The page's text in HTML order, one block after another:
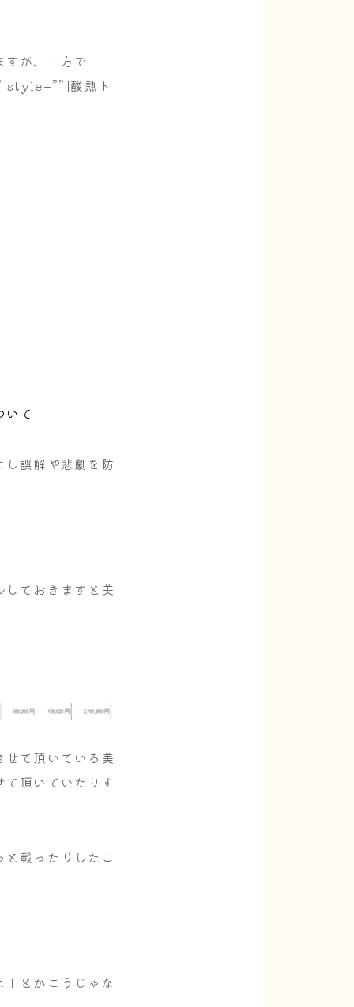
が、一方で
酸熱ト
いて
誤解や悲劇を防
ておきますと美
て頂いている美
頂いていたりす
載ったりしたこ
とかこうじゃな